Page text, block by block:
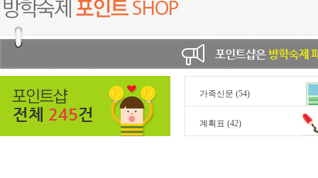
전체 245건
가족신문 (54)
계획표 (42)